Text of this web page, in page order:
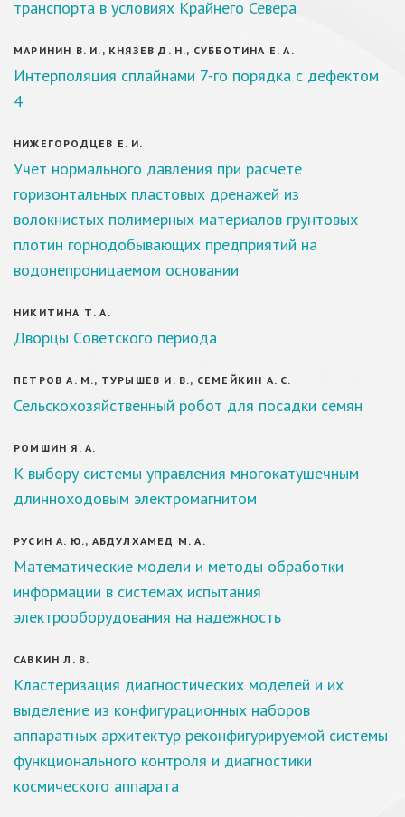
транспорта в условиях Крайнего Севера
МАРИНИН В. И., КНЯЗЕВ Д. Н., СУББОТИНА Е. А.
Интерполяция сплайнами 7-го порядка с дефектом
4
НИЖЕГОРОДЦЕВ Е. И.
Учет нормального давления при расчете
горизонтальных пластовых дренажей из
волокнистых полимерных материалов грунтовых
плотин горнодобывающих предприятий на
водонепроницаемом основании
НИКИТИНА Т. А.
Дворцы Cоветского периода
ПЕТРОВ А. М., ТУРЫШЕВ И. В., СЕМЕЙКИН А. С.
Сельскохозяйственный робот для посадки семян
РОМШИН Я. А.
К выбору системы управления многокатушечным
длинноходовым электромагнитом
РУСИН А. Ю., АБДУЛХАМЕД М. А.
Математические модели и методы обработки
информации в системах испытания
электрооборудования на надежность
САВКИН Л. В.
Кластеризация диагностических моделей и их
выделение из конфигурационных наборов
аппаратных архитектур реконфигурируемой системы
функционального контроля и диагностики
космического аппарата